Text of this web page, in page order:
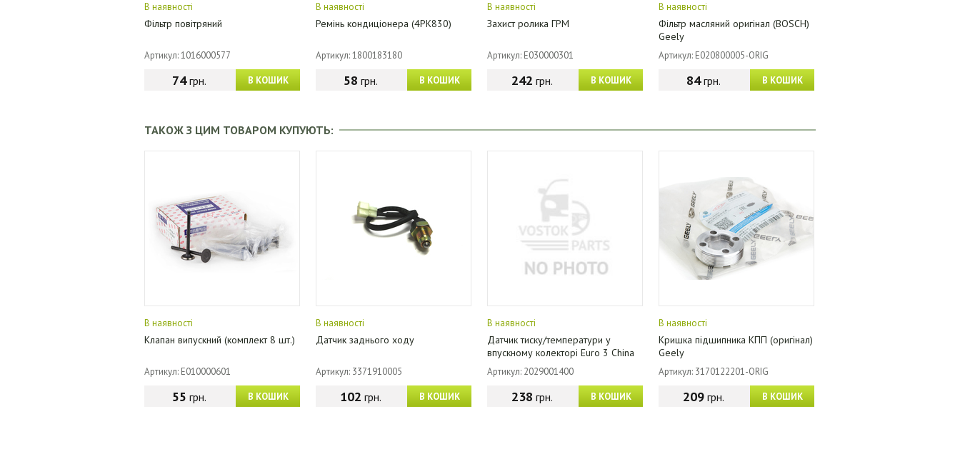
В наявності
Фільтр повітряний
Артикул: 1016000577
В КОШИК
74грн.
В наявності
Ремінь кондиціонера (4PK830)
Артикул: 1800183180
В КОШИК
58 грн.
В наявності
Захист ролика ГРМ
Артикул: E030000301
В КОШИК
242 грн.
В наявності
Фільтр масляний оригінал (BOSCH)
Geely
Артикул: E020800005-ORIG
В КОШИК
84грн.
ТАКОЖ З ЦИМ ТОВАРОМ КУПУЮТЬ:
В наявності
Клапан випускний (комплект 8 шт.)
Артикул: E010000601
В КОШИК
55 грн.
В наявності
Датчик заднього ходу
Артикул: 3371910005
В КОШИК
102 грн.
В наявності
Датчик тиску/температури у
впускному колекторі Euro 3 China
Артикул: 2029001400
В КОШИК
238 грн.
В наявності
Кришка підшипника КПП (оригінал)
Geely
Артикул: 3170122201-ORIG
В КОШИК
209грн.